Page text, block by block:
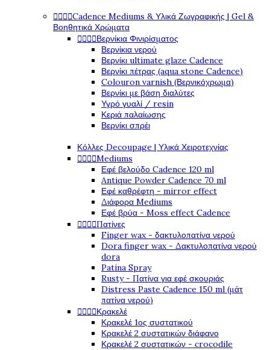
Cadence Mediums & Υλικά Ζωγραφικής | Gel &
Βοηθητικά Χρώματα
Βερνίκια Φινιρίσματος
Βερνίκια νερού
Βερνίκι ultimate glaze Cadence
Βερνίκι πέτρας (aqua stone Cadence)
Colouron varnish (Βερνικόχρωμα)
Βερνίκι με βάση διαλύτες
Υγρό γυαλί / resin
Κεριά παλαίωσης
Βερνίκι σπρέι
Κόλλες Decoupage | Υλικά Χειροτεχνίας
Mediums
Εφέ βελούδο Cadence 120 ml
Antique Powder Cadence 70 ml
Εφέ καθρέφτη - mirror effect
Διάφορα Mediums
Εφέ βρύα - Moss effect Cadence
Πατίνες
Finger wax - δακτυλοπατίνα νερού
Dora finger wax - Δακτυλοπατίνα νερού
dora
Patina Spray
Rusty - Πατίνα για εφέ σκουριάς
Distress Paste Cadence 150 ml (μάτ
πατίνα νερού)
Κρακελέ
Κρακελέ 1ος συστατικού
Κρακελέ 2 συστατικών διάφανο
Κρακελέ 2 συστατικών - crocodile